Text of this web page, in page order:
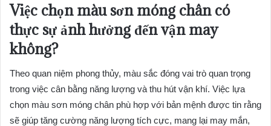
Việc chọn màu sơn móng chân có
thực sự ảnh hưởng đến vận may
không?
Theo quan niệm phong thủy, màu sắc đóng vai trò quan trọng
trong việc cân bằng năng lượng và thu hút vận khí. Việc lựa
chọn màu sơn móng chân phù hợp với bản mệnh được tin rằng
sẽ giúp tăng cường năng lượng tích cực, mang lại may mắn,